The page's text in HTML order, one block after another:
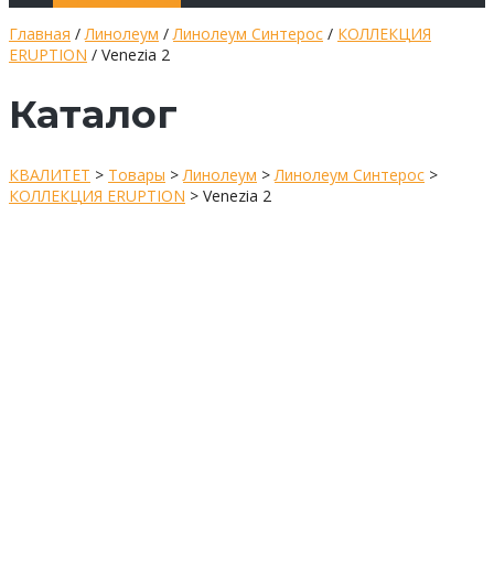
Главная /Линолеум /Линолеум Синтерос / КОЛЛЕКЦИЯ
ERUPTION / Venezia 2
Каталог
КВАЛИТЕТ > Товары >Линолеум >Линолеум Синтерос >
КОЛЛЕКЦИЯ ERUPTION > Venezia 2